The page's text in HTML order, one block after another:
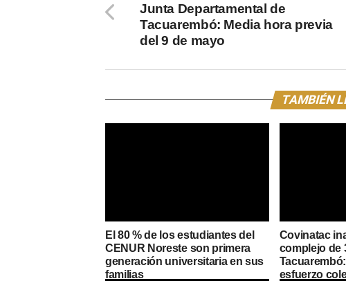
Junta Departamental de
Tacuarembó: Media hora previa
del 9 de mayo
TAMBIÉN
El 80 % de los estudiantes del
CENUR Noreste son primera
generación universitaria en sus
familias
Covinatac
complejo de
esfuerzo